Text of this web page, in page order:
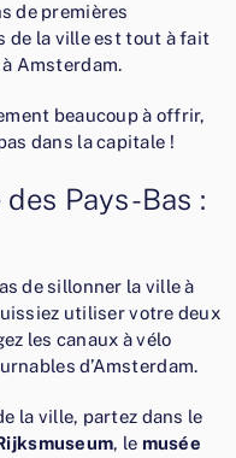
de premières
de la ville est tout à fait
Amsterdam.
beaucoup à offrir,
dans la capitale !
Pays-Bas :
de sillonner la ville à
utiliser votre deux
les canaux à vélo
d’Amsterdam.
la ville, partez dans le
, le musée